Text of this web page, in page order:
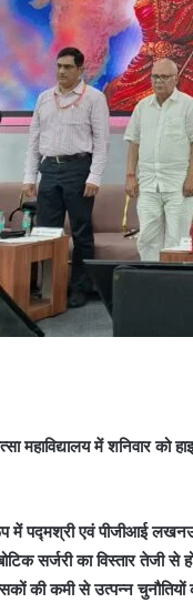
महाविद्यालय में शनिवार
में पद्मश्री एवं पीजीआई
सर्जरी का विस्तार
की कमी से उत्पन्न